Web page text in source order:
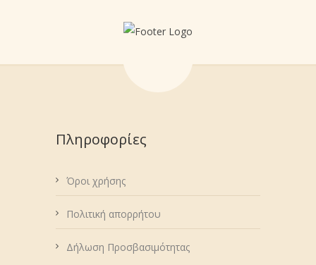
Πληροφορίες
Όροι χρήσης
Πολιτική απορρήτου
Δήλωση Προσβασιμότητας